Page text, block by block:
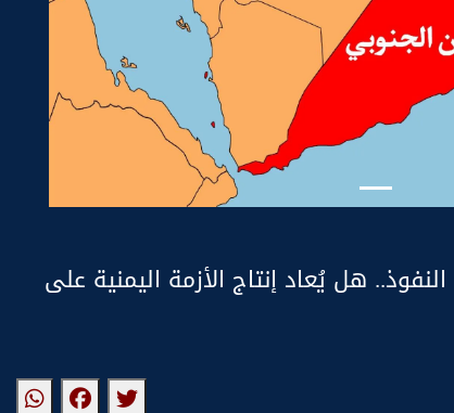
هل يُعاد إنتاج الأزمة اليمنية على